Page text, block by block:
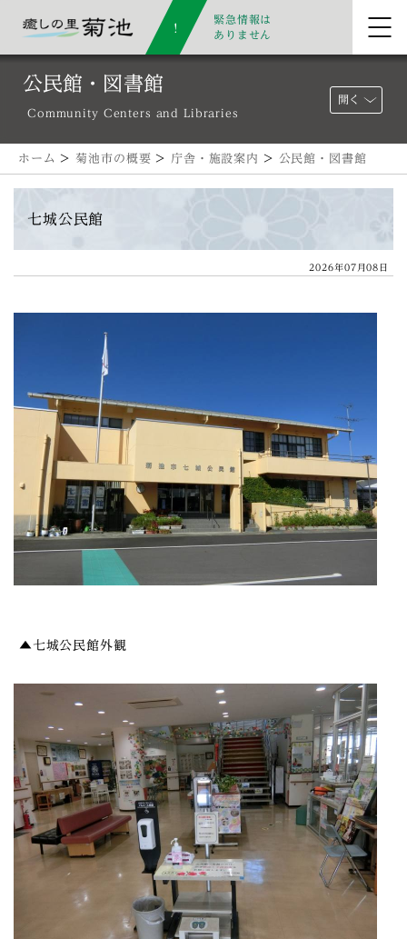
緊急情報は
ありません
公民館・図書館
Community Centers and Libraries
開く
ホーム > 菊池市の概要 > 庁舎・施設案内 > 公民館・図書館
七城公民館
2026年07月08日
▲七城公民館外観